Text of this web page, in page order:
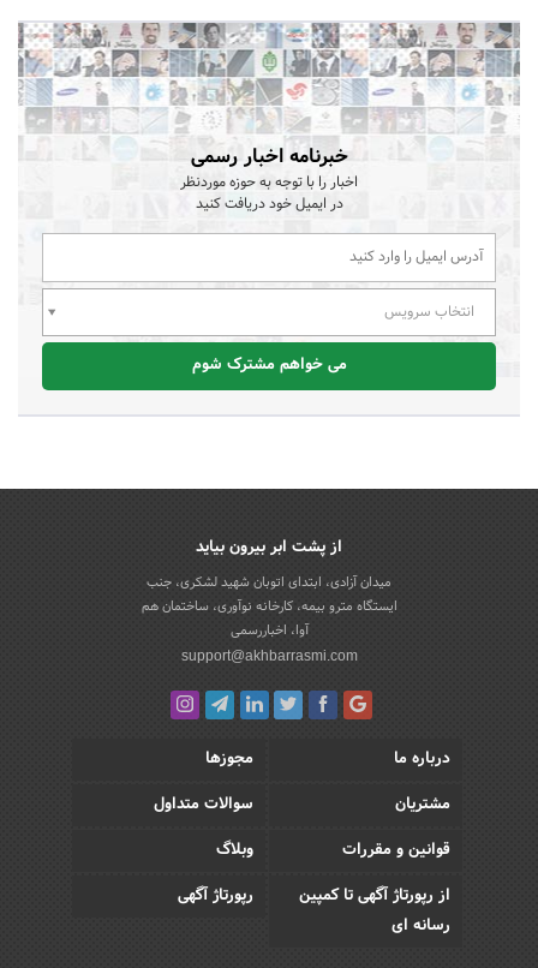
خبرنامه اخبار رسمی
اخبار را با توجه به حوزه موردنظر
در ایمیل خود دریافت کنید
انتخاب سرویس
می خواهم مشترک شوم
از پشت ابر بیرون بیاید
میدان آزادی، ابتدای اتوبان شهید لشکری، جنب
ایستگاه مترو بیمه، کارخانه نوآوری، ساختمان هم
آوا، اخباررسمی
support@akhbarrasmi.com
درباره ما
مجوزها
مشتریان
سوالات متداول
قوانین و مقررات
وبلاگ
از رپورتاژ آگهی تا کمپین
رسانه ای
رپورتاژ آگهی